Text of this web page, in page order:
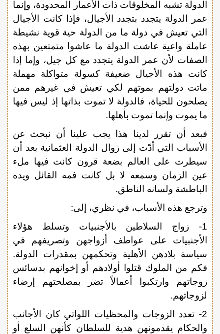
الدولة تشبه المخلوقات ذات الأعمار المحدودة، وإنما
عمر الدولة يتجدد بتجدد الأجيال، فإذا كانت الأجيال
التي تعيش في دولة ما من الدولة حية قوية نشيطة
عاملة واعية عاشت الدولة ما عاشوا متمتعين بهذه
الصفات لأن عمر الدولة يتجدد مع كل جيل، وإما إذا
كانت هذه الأجيال ضعيفة كسولة متواكلة مهملة
ماتت دولتهم بموتهم لكي تعيش في غيرهم ممن
يصلحون للحياة، فالدولة لا تموت بذاتها إذ ليس فيها
ما يموت وإنما تموت بأهلها.
فبعد أن تقرر لدينا هذا يجب علينا أن نبحث عن
الأسباب التي أدّت إلى زوال الدولة العثمانية بعد أن
سيطرت على العالم بضعة قرون كانت فيها ملء
عين الزمان وسمعه لا بل كانت فمه القائل ويده
الباطشة ولسانه الناطق.
وترجع هذه الأسباب، في نظري، إلى:
1- زواج السلاطين بالأجنبيات وتسلط هؤلاء
الأجنبيات على عواطف أزواجهن وتصريفهم في
سياسة بلادهن الأهلية وتحكمهن بمقدرات الدولة.
فكم من الملوك قتلوا أولادهم أو إخوانهم بدسائس
زوجاتهم وارتكبوا أعمالاً تضر بمصلحتهم إرضاء
لزوجاتهم.
2- تعدد الزوجات والمحظيات اللواتي كان الأجانب
والحكام يقدمونهن هدية للسلطان كأنهن السلع أو